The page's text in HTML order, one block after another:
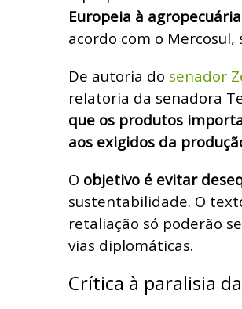
Europeia à
acordo com o
De autoria do senador
relatoria da senadora
que os produtos
aos exigidos da
O objetivo é evitar
sustentabilidade. O
retaliação só poderão
vias diplomáticas.
Crítica à paralisia